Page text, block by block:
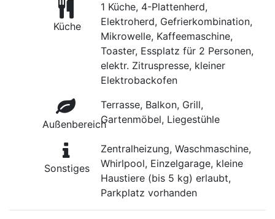
Küche
1 Küche, 4-Plattenherd,
Elektroherd, Gefrierkombination,
Mikrowelle, Kaffeemaschine,
Toaster, Essplatz für 2 Personen,
elektr. Zitruspresse, kleiner
Elektrobackofen
Außenbereich
Terrasse, Balkon, Grill,
Gartenmöbel, Liegestühle
Sonstiges
Zentralheizung, Waschmaschine,
Whirlpool, Einzelgarage, kleine
Haustiere (bis 5 kg) erlaubt,
Parkplatz vorhanden